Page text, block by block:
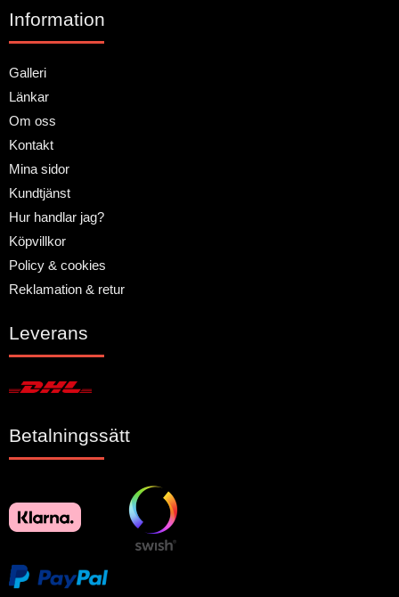
Information
Galleri
Länkar
Om oss
Kontakt
Mina sidor
Kundtjänst
Hur handlar jag?
Köpvillkor
Policy & cookies
Reklamation & retur
Leverans
Betalningssätt